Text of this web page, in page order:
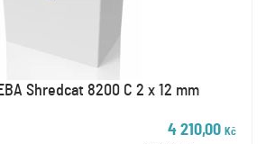
Shredcat 8200 C 2 x 12 mm
4 210,00 Kč